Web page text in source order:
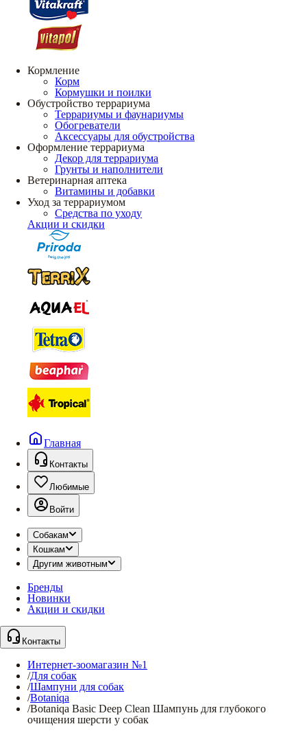
Кормление
Корм
Кормушки и поилки
Обустройство террариума
Террариумы и фаунариумы
Обогреватели
Аксессуары для обустройства
Оформление террариума
Декор для террариума
Грунты и наполнители
Ветеринарная аптека
Витамины и добавки
Уход за террариумом
Средства по уходу
Акции и скидки
Главная
Контакты
Любимые
Войти
Собакам
Кошкам
Другим животным
Бренды
Новинки
Акции и скидки
Контакты
Интернет-зоомагазин №1
/Для собак
/Шампуни для собак
/Botaniqa
/Botaniqa Basic Deep Clean Шампунь для глубокого
очищения шерсти у собак